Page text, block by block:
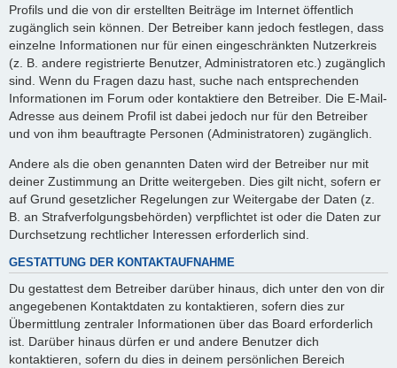
Profils und die von dir erstellten Beiträge im Internet öffentlich
zugänglich sein können. Der Betreiber kann jedoch festlegen, dass
einzelne Informationen nur für einen eingeschränkten Nutzerkreis
(z. B. andere registrierte Benutzer, Administratoren etc.) zugänglich
sind. Wenn du Fragen dazu hast, suche nach entsprechenden
Informationen im Forum oder kontaktiere den Betreiber. Die E-Mail-
Adresse aus deinem Profil ist dabei jedoch nur für den Betreiber
und von ihm beauftragte Personen (Administratoren) zugänglich.
Andere als die oben genannten Daten wird der Betreiber nur mit
deiner Zustimmung an Dritte weitergeben. Dies gilt nicht, sofern er
auf Grund gesetzlicher Regelungen zur Weitergabe der Daten (z.
B. an Strafverfolgungsbehörden) verpflichtet ist oder die Daten zur
Durchsetzung rechtlicher Interessen erforderlich sind.
GESTATTUNG DER KONTAKTAUFNAHME
Du gestattest dem Betreiber darüber hinaus, dich unter den von dir
angegebenen Kontaktdaten zu kontaktieren, sofern dies zur
Übermittlung zentraler Informationen über das Board erforderlich
ist. Darüber hinaus dürfen er und andere Benutzer dich
kontaktieren, sofern du dies in deinem persönlichen Bereich